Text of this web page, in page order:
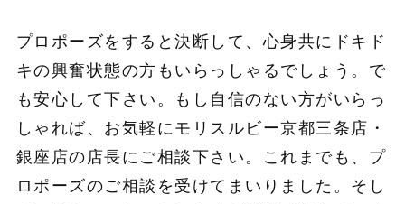
プロポーズをすると決断して、心身共にドキド
キの興奮状態の方もいらっしゃるでしょう。で
も安心して下さい。もし自信のない方がいらっ
しゃれば、お気軽にモリスルビー京都三条店・
銀座店の店長にご相談下さい。これまでも、プ
ロポーズのご相談を受けてまいりました。そし